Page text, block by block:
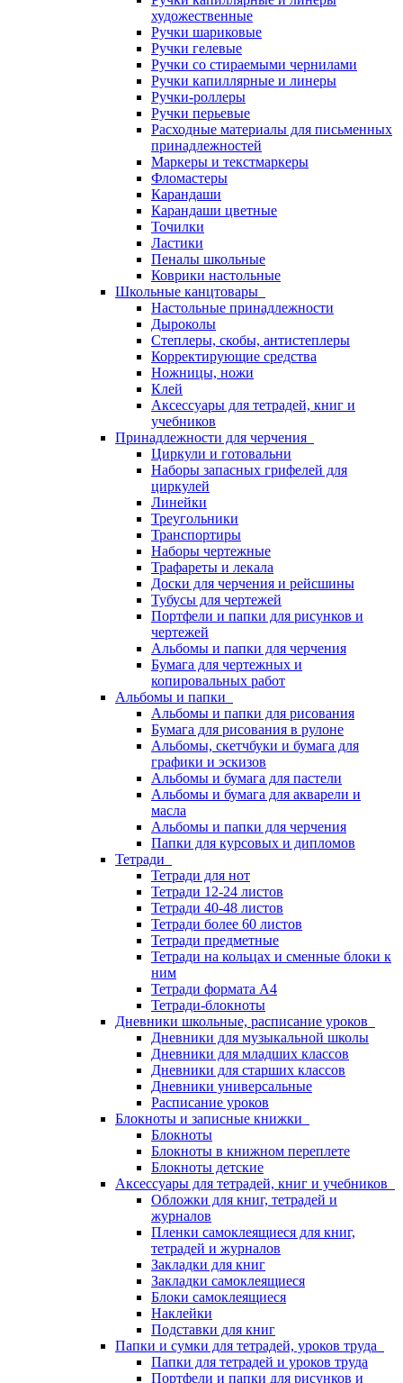
художественные
Ручки шариковые
Ручки гелевые
Ручки со стираемыми чернилами
Ручки капиллярные и линеры
Ручки-роллеры
Ручки перьевые
Расходные материалы для письменных
принадлежностей
Маркеры и текстмаркеры
Фломастеры
Карандаши
Карандаши цветные
Точилки
Ластики
Пеналы школьные
Коврики настольные
Школьные канцтовары
Настольные принадлежности
Дыроколы
Степлеры, скобы, антистеплеры
Корректирующие средства
Ножницы, ножи
Клей
Аксессуары для тетрадей, книг и
учебников
Принадлежности для черчения
Циркули и готовальни
Наборы запасных грифелей для
циркулей
Линейки
Треугольники
Транспортиры
Наборы чертежные
Трафареты и лекала
Доски для черчения и рейсшины
Тубусы для чертежей
Портфели и папки для рисунков и
чертежей
Альбомы и папки для черчения
Бумага для чертежных и
копировальных работ
Альбомы и папки
Альбомы и папки для рисования
Бумага для рисования в рулоне
Альбомы, скетчбуки и бумага для
графики и эскизов
Альбомы и бумага для пастели
Альбомы и бумага для акварели и
масла
Альбомы и папки для черчения
Папки для курсовых и дипломов
Тетради
Тетради для нот
Тетради 12-24 листов
Тетради 40-48 листов
Тетради более 60 листов
Тетради предметные
Тетради на кольцах и сменные блоки к
ним
Тетради формата А4
Тетради-блокноты
Дневники школьные, расписание уроков
Дневники для музыкальной школы
Дневники для младших классов
Дневники для старших классов
Дневники универсальные
Расписание уроков
Блокноты и записные книжки
Блокноты
Блокноты в книжном переплете
Блокноты детские
Аксессуары для тетрадей, книг и учебников
Обложки для книг, тетрадей и
журналов
Пленки самоклеящиеся для книг,
тетрадей и журналов
Закладки для книг
Закладки самоклеящиеся
Блоки самоклеящиеся
Наклейки
Подставки для книг
Папки и сумки для тетрадей, уроков труда
Папки для тетрадей и уроков труда
Портфели и папки для рисунков и